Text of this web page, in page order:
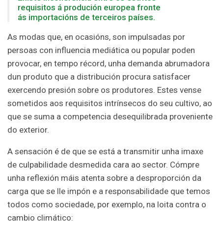
requisitos á produción europea fronte
ás importacións de terceiros países.
As modas que, en ocasións, son impulsadas por
persoas con influencia mediática ou popular poden
provocar, en tempo récord, unha demanda abrumadora
dun produto que a distribución procura satisfacer
exercendo presión sobre os produtores. Estes vense
sometidos aos requisitos intrínsecos do seu cultivo, ao
que se suma a competencia desequilibrada proveniente
do exterior.
A sensación é de que se está a transmitir unha imaxe
de culpabilidade desmedida cara ao sector. Cómpre
unha reflexión máis atenta sobre a desproporción da
carga que se lle impón e a responsabilidade que temos
todos como sociedade, por exemplo, na loita contra o
cambio climático: